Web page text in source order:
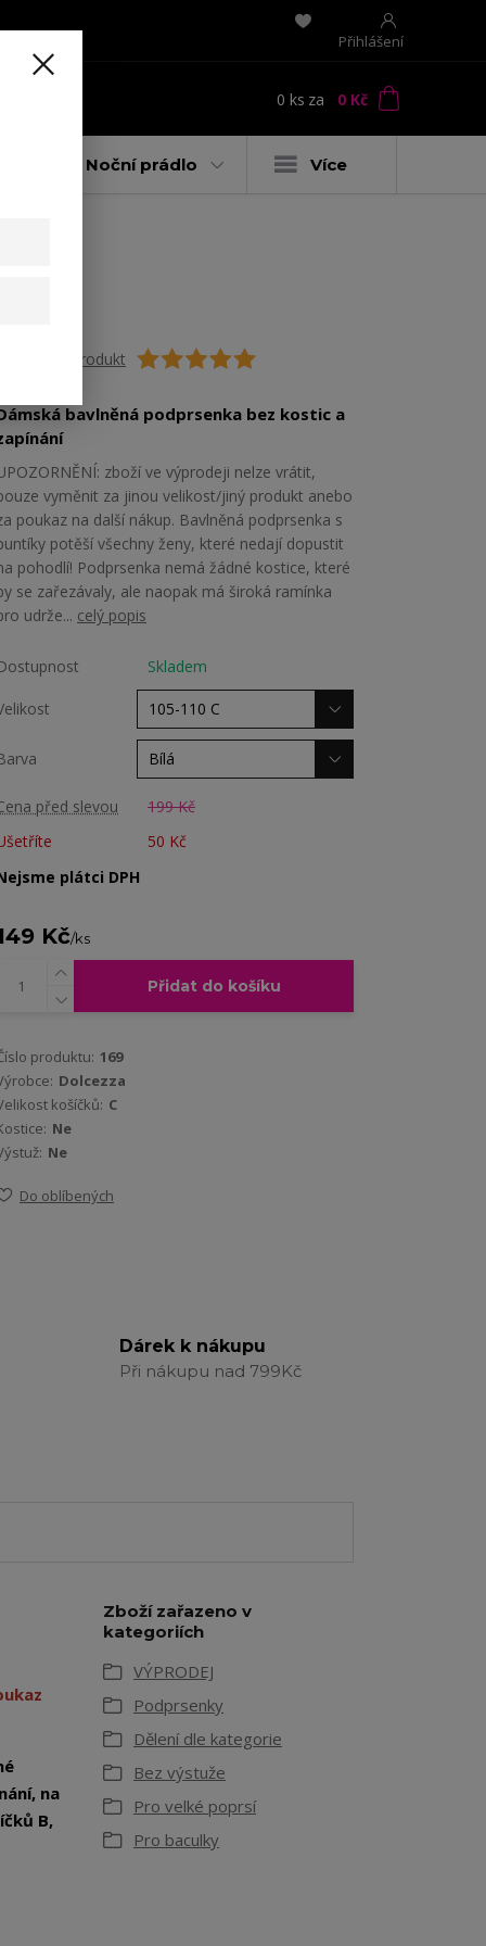
Přihlášení
0 ks za 0 Kč
Noční prádlo Více
produkt
bavlněná podprsenka bez kostic a
zboží ve výprodeji nelze vrátit,
vyměnit za jinou velikost/jiný produkt anebo
poukaz na další nákup. Bavlněná podprsenka s
potěší všechny ženy, které nedají dopustit
pohodlí! Podprsenka nemá žádné kostice, které
se zařezávaly, ale naopak má široká ramínka
udrže... celý popis
Skladem
před slevou
199 Kč
50 Kč
plátci DPH
Kč/ks
Přidat do košíku
produktu: 169
Dolcezza
košíčků: C
Ne
Ne
Do oblíbených
Dárek k nákupu
Při nákupu nad 799Kč
na
B,
Zboží zařazeno v
kategoriích
VÝPRODEJ
Podprsenky
Dělení dle kategorie
Bez výstuže
Pro velké poprsí
Pro baculky